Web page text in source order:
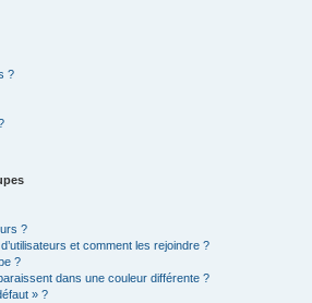
?
?
et comment les rejoindre ?
?
dans une couleur différente ?
» ?